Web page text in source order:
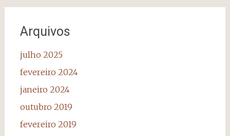
Arquivos
julho 2025
fevereiro 2024
janeiro 2024
outubro 2019
fevereiro 2019